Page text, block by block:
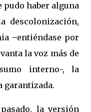
pudo haber alguna
descolonización,
–entiéndase por
la voz más de
interno-, la
garantizada.
la versión